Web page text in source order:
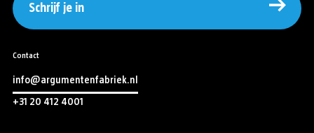
Schrijf je in
Contact
info@argumentenfabriek.nl
+31 20 412 4001